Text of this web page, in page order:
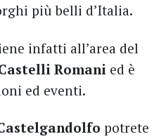
più belli d’Italia.
infatti all’area del
Romani ed è
ed eventi.
potrete